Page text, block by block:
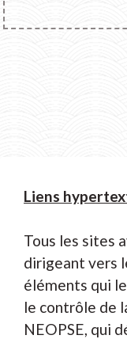
Liens
Tous les sites
dirigeant vers
éléments qui
le contrôle de
NEOPSE, qui